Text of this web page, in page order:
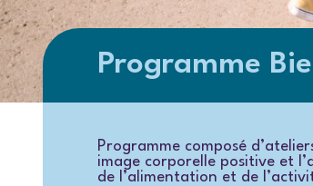
Programme
Programme composé
image corporelle positive et
de l’alimentation et de